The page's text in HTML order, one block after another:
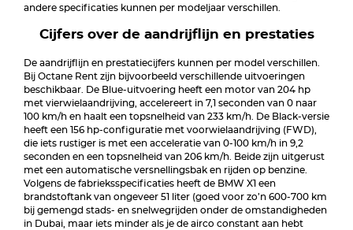
andere specificaties kunnen per modeljaar verschillen.
Cijfers over de aandrijflijn en prestaties
De aandrijflijn en prestatiecijfers kunnen per model verschillen.
Bij Octane Rent zijn bijvoorbeeld verschillende uitvoeringen
beschikbaar. De Blue-uitvoering heeft een motor van 204 hp
met vierwielaandrijving, accelereert in 7,1 seconden van 0 naar
100 km/h en haalt een topsnelheid van 233 km/h. De Black-versie
heeft een 156 hp-configuratie met voorwielaandrijving (FWD),
die iets rustiger is met een acceleratie van 0-100 km/h in 9,2
seconden en een topsnelheid van 206 km/h. Beide zijn uitgerust
met een automatische versnellingsbak en rijden op benzine.
Volgens de fabrieksspecificaties heeft de BMW X1 een
brandstoftank van ongeveer 51 liter (goed voor zo’n 600-700 km
bij gemengd stads- en snelwegrijden onder de omstandigheden
in Dubai, maar iets minder als je de airco constant aan hebt